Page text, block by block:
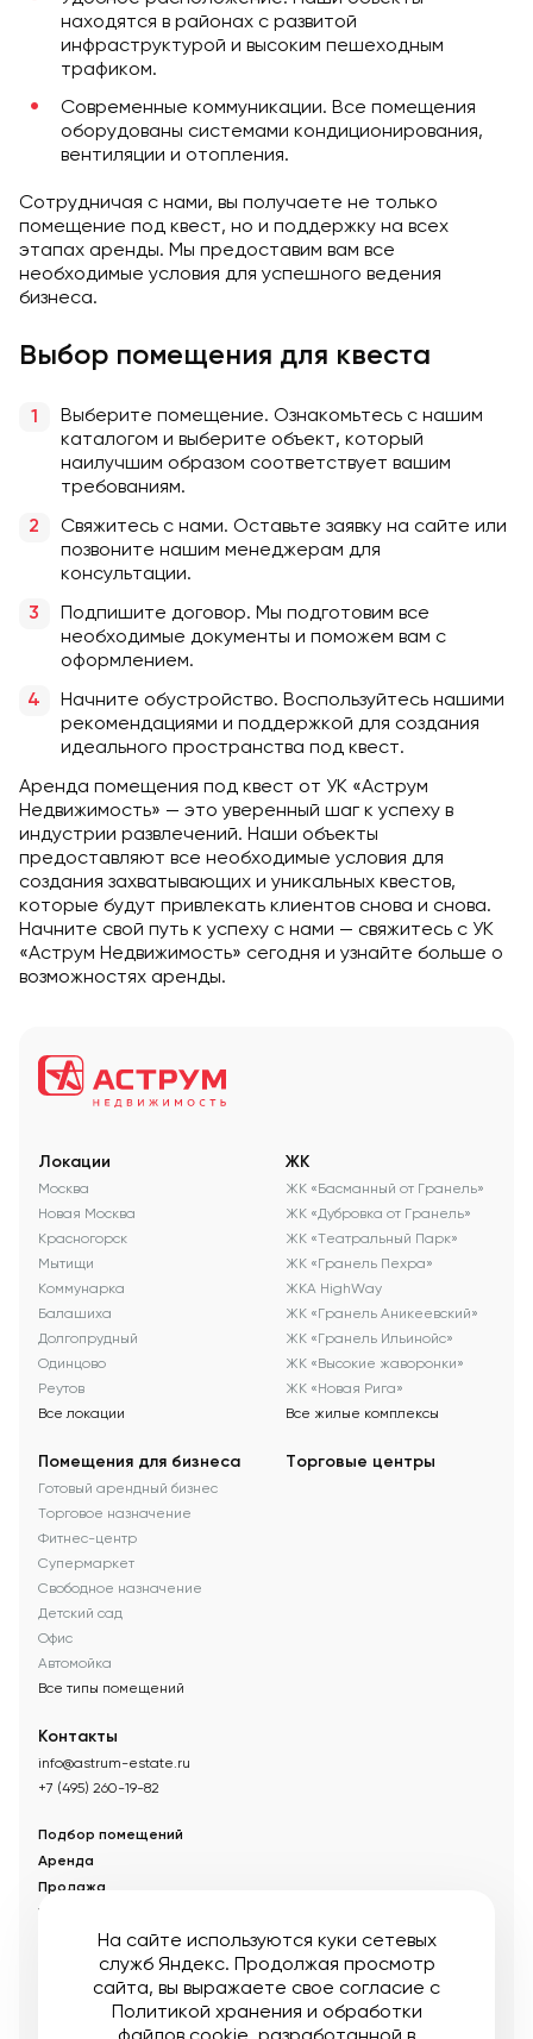
находятся в районах с развитой
инфраструктурой и высоким пешеходным
трафиком.
Современные коммуникации. Все помещения
оборудованы системами кондиционирования,
вентиляции и отопления.
Сотрудничая с нами, вы получаете не только
помещение под квест, но и поддержку на всех
этапах аренды. Мы предоставим вам все
необходимые условия для успешного ведения
бизнеса.
Выбор помещения для квеста
Выберите помещение. Ознакомьтесь с нашим
каталогом и выберите объект, который
наилучшим образом соответствует вашим
требованиям.
Свяжитесь с нами. Оставьте заявку на сайте или
позвоните нашим менеджерам для
консультации.
Подпишите договор. Мы подготовим все
необходимые документы и поможем вам с
оформлением.
Начните обустройство. Воспользуйтесь нашими
рекомендациями и поддержкой для создания
идеального пространства под квест.
Аренда помещения под квест от УК «Аструм
Недвижимость» — это уверенный шаг к успеху в
индустрии развлечений. Наши объекты
предоставляют все необходимые условия для
создания захватывающих и уникальных квестов,
которые будут привлекать клиентов снова и снова.
Начните свой путь к успеху с нами — свяжитесь с УК
«Аструм Недвижимость» сегодня и узнайте больше о
возможностях аренды.
Локации
Москва
Новая Москва
Красногорск
Мытищи
Коммунарка
Балашиха
Долгопрудный
Одинцово
Реутов
Все локации
ЖК
ЖК «Басманный от Гранель»
ЖК «Дубровка от Гранель»
ЖК «Театральный Парк»
ЖК «Гранель Пехра»
ЖКА HighWay
ЖК «Гранель Аникеевский»
ЖК «Гранель Ильинойс»
ЖК «Высокие жаворонки»
ЖК «Новая Рига»
Все жилые комплексы
Помещения для бизнеса
Готовый арендный бизнес
Торговое назначение
Фитнес-центр
Супермаркет
Свободное назначение
Детский сад
Офис
Автомойка
Все типы помещений
Торговые центры
Контакты
info@astrum-estate.ru
+7 (495) 260-19-82
Подбор помещений
Аренда
Продажа
Управление недвижимостью
О компании
Новости
На сайте используются куки сетевых
служб Яндекс. Продолжая просмотр
сайта, вы выражаете свое согласие с
Политикой хранения и обработки